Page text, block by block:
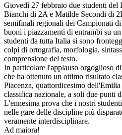
Giovedì 27 febbraio due studenti del
Bianchi di 2A e Matilde Secondi di
semifinali regionali dei Campionati
buoni i piazzamenti di entrambi su
studenti da tutta Italia si sono
colpi di ortografia, morfologia,
comprensione del testo.
In particolare l'applauso orgoglioso
che ha ottenuto un ottimo risultato
Piacenza, quattordicesimo
classifica nazionale, a soli due punti
L'ennesima prova che i nostri
nelle gare delle discipline più
veramente interdisciplinare.
Ad maiora!